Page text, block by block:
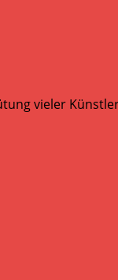
vieler